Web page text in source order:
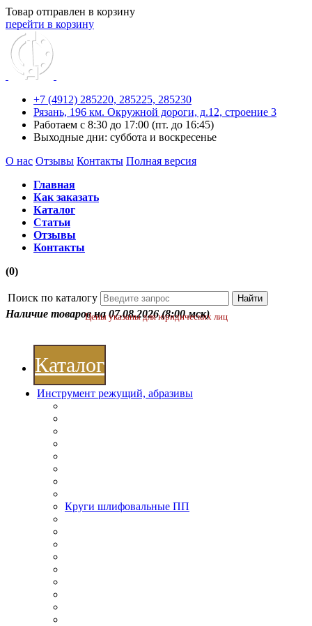
Товар отправлен в корзину
перейти в корзину
+7 (4912) 285220, 285225, 285230
Рязань, 196 км. Окружной дороги, д.12, строение 3
Работаем с 8:30 до 17:00 (пт. до 16:45)
Выходные дни: суббота и воскресенье
О нас Отзывы Контакты Полная версия
Главная
Как заказать
Каталог
Статьи
Отзывы
Контакты
(0)
Поиск по каталогу
Наличие товаров на 07.08.2026 (8:00 мск)
Цены указаны для юридических лиц
Каталог
Инструмент режущий, абразивы
Круги шлифовальные ПП